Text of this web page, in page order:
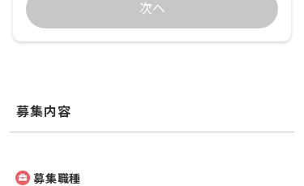
次へ
募集内容
募集職種